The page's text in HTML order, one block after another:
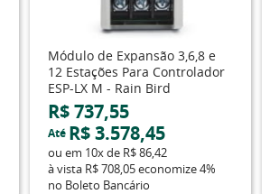
Módulo de Expansão 3,6,8 e
12 Estações Para Controlador
ESP-LX M - Rain Bird
R$ 737,55
Até R$ 3.578,45
ou em 10xde R$ 86,42
à vista R$ 708,05economize4%
no Boleto Bancário